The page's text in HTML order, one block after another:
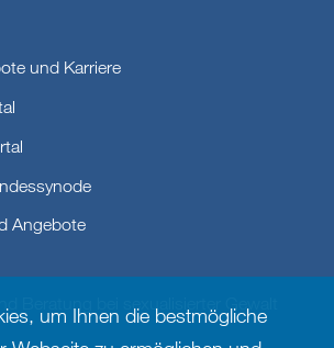
und Karriere
Angebote
um Ihnen die bestmögliche